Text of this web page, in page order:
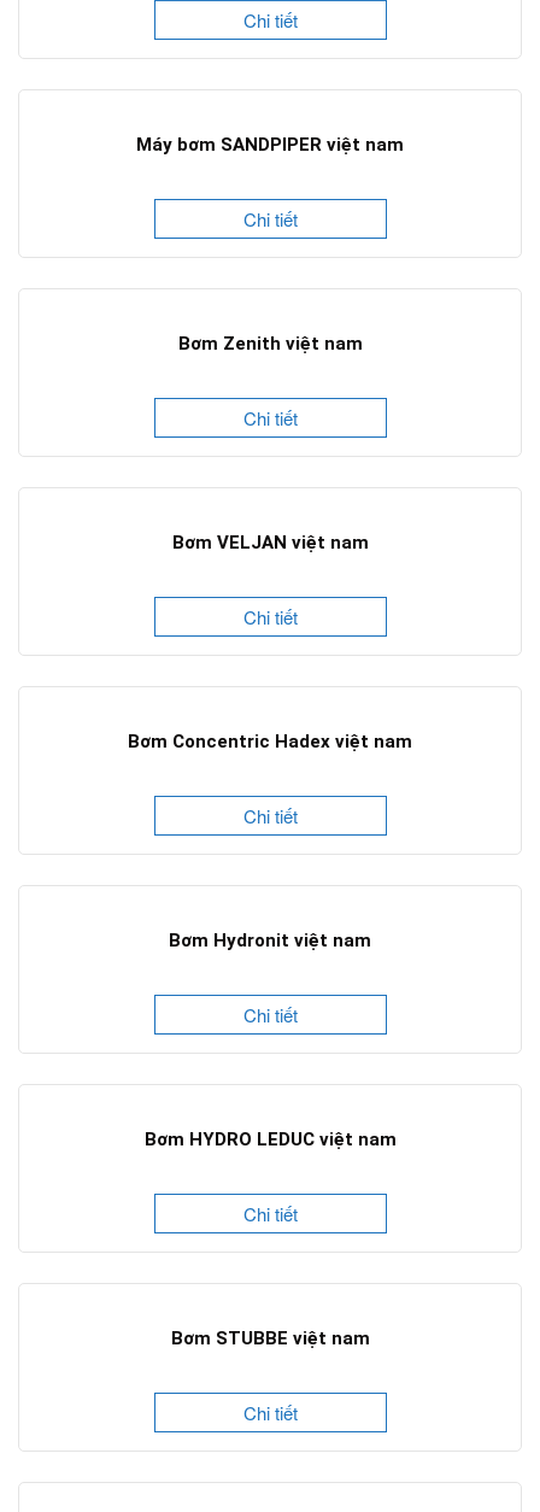
Chi tiết
Máy bơm SANDPIPER việt nam
Chi tiết
Bơm Zenith việt nam
Chi tiết
Bơm VELJAN việt nam
Chi tiết
Bơm Concentric Hadex việt nam
Chi tiết
Bơm Hydronit việt nam
Chi tiết
Bơm HYDRO LEDUC việt nam
Chi tiết
Bơm STUBBE việt nam
Chi tiết